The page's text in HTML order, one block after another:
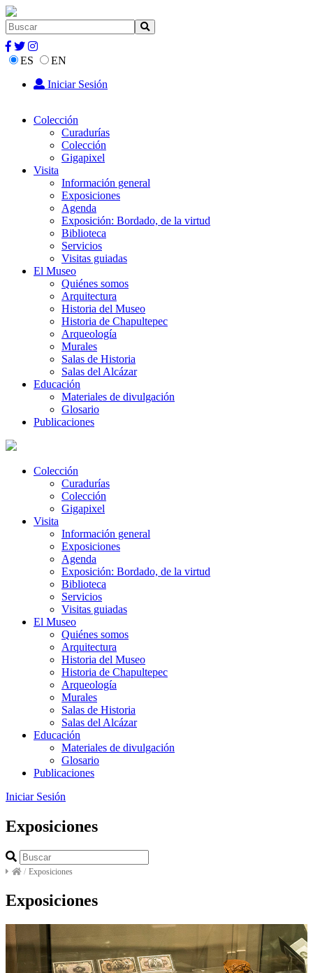
ES
EN
Iniciar Sesión
Colección
Curadurías
Colección
Gigapixel
Visita
Información general
Exposiciones
Agenda
Exposición: Bordado, de la virtud
Biblioteca
Servicios
Visitas guiadas
El Museo
Quiénes somos
Arquitectura
Historia del Museo
Historia de Chapultepec
Arqueología
Murales
Salas de Historia
Salas del Alcázar
Educación
Materiales de divulgación
Glosario
Publicaciones
Colección
Curadurías
Colección
Gigapixel
Visita
Información general
Exposiciones
Agenda
Exposición: Bordado, de la virtud
Biblioteca
Servicios
Visitas guiadas
El Museo
Quiénes somos
Arquitectura
Historia del Museo
Historia de Chapultepec
Arqueología
Murales
Salas de Historia
Salas del Alcázar
Educación
Materiales de divulgación
Glosario
Publicaciones
Iniciar Sesión
Exposiciones
/ Exposiciones
Exposiciones